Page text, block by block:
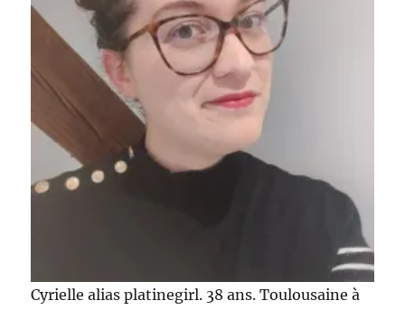
Cyrielle alias platinegirl. 38 ans. Toulousaine à